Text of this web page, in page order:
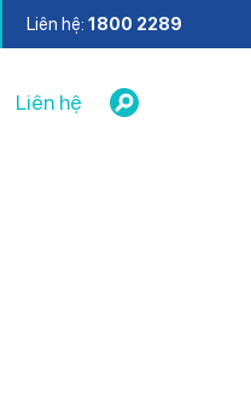
Liên hệ: 1800 2289
Liên hệ